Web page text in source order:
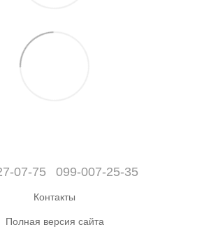
07-75 099-007-25-35
Контакты
Полная версия сайта